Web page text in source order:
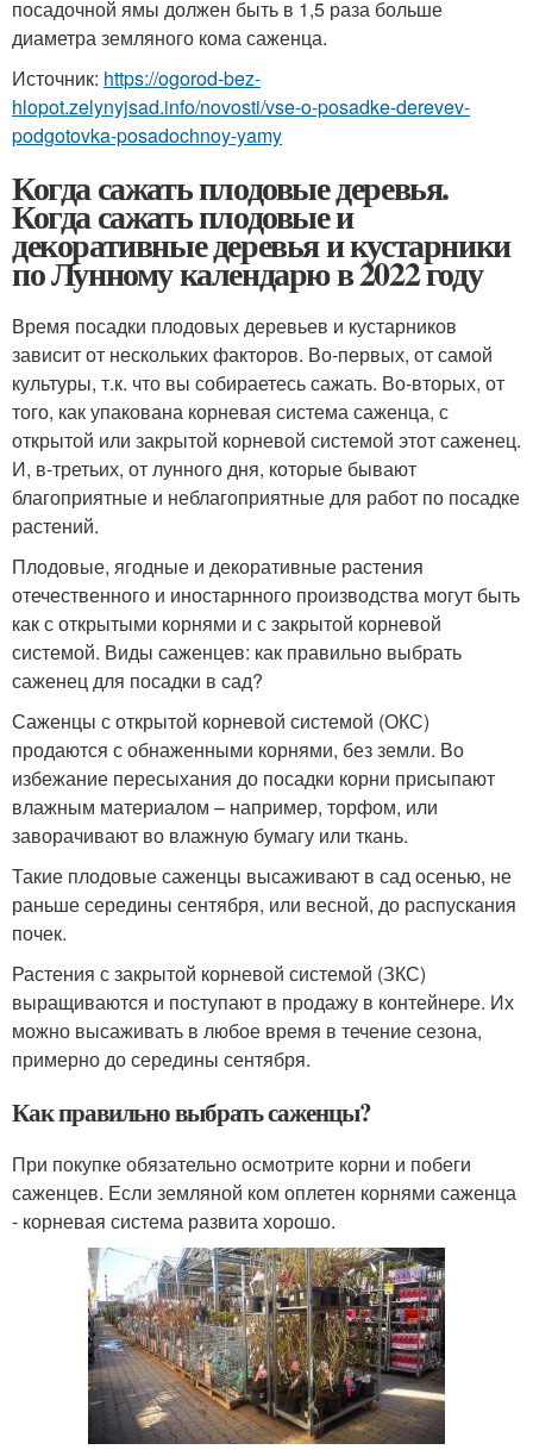
посадочной ямы должен быть в 1,5 раза больше
диаметра земляного кома саженца.
Источник: https://ogorod-bez-
hlopot.zelynyjsad.info/novosti/vse-o-posadke-derevev-
podgotovka-posadochnoy-yamy
Когда сажать плодовые деревья.
Когда сажать плодовые и
декоративные деревья и кустарники
по Лунному календарю в 2022 году
Время посадки плодовых деревьев и кустарников
зависит от нескольких факторов. Во-первых, от самой
культуры, т.к. что вы собираетесь сажать. Во-вторых, от
того, как упакована корневая система саженца, с
открытой или закрытой корневой системой этот саженец.
И, в-третьих, от лунного дня, которые бывают
благоприятные и неблагоприятные для работ по посадке
растений.
Плодовые, ягодные и декоративные растения
отечественного и иностарнного производства могут быть
как с открытыми корнями и с закрытой корневой
системой. Виды саженцев: как правильно выбрать
саженец для посадки в сад?
Саженцы с открытой корневой системой (ОКС)
продаются с обнаженными корнями, без земли. Во
избежание пересыхания до посадки корни присыпают
влажным материалом – например, торфом, или
заворачивают во влажную бумагу или ткань.
Такие плодовые саженцы высаживают в сад осенью, не
раньше середины сентября, или весной, до распускания
почек.
Растения с закрытой корневой системой (ЗКС)
выращиваются и поступают в продажу в контейнере. Их
можно высаживать в любое время в течение сезона,
примерно до середины сентября.
Как правильно выбрать саженцы?
При покупке обязательно осмотрите корни и побеги
саженцев. Если земляной ком оплетен корнями саженца
- корневая система развита хорошо.